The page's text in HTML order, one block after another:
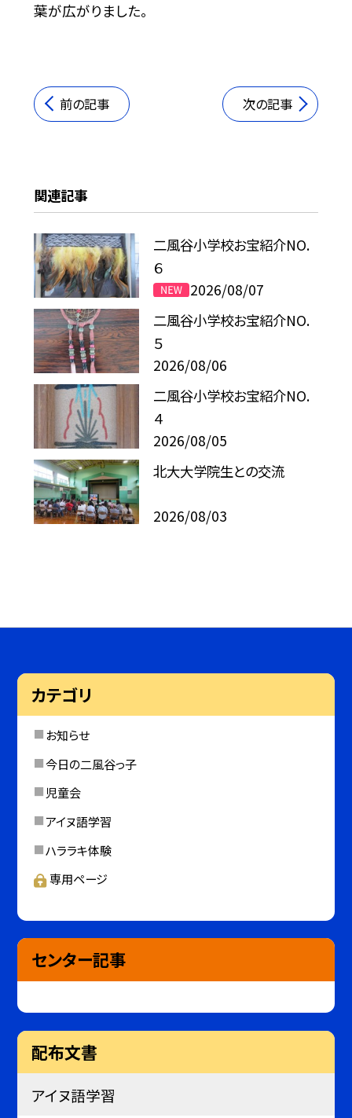
葉が広がりました。
前の記事 次の記事
関連記事
二風谷小学校お宝紹介NO.
６
2026/08/07
二風谷小学校お宝紹介NO.
５
2026/08/06
二風谷小学校お宝紹介NO.
４
2026/08/05
北大大学院生との交流
2026/08/03
カテゴリ
お知らせ
今日の二風谷っ子
児童会
アイヌ語学習
ハララキ体験
専用ページ
センター記事
配布文書
アイヌ語学習